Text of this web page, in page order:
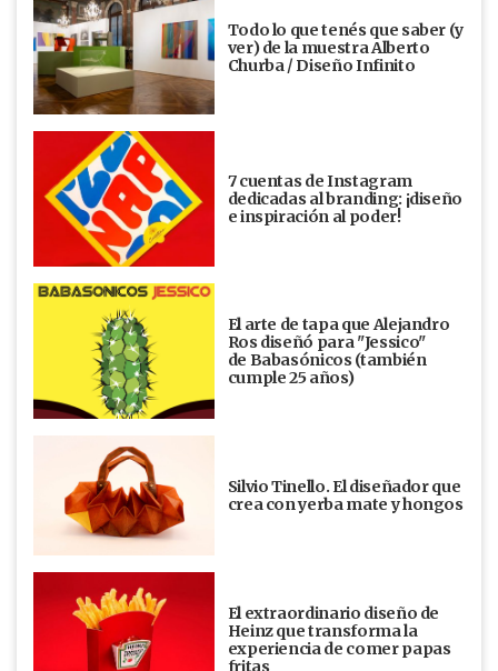
Todo lo que tenés que saber (y
ver) de la muestra Alberto
Churba / Diseño Infinito
7 cuentas de Instagram
dedicadas al branding: ¡diseño
e inspiración al poder!
El arte de tapa que Alejandro
Ros diseñó para "Jessico"
de Babasónicos (también
cumple 25 años)
Silvio Tinello. El diseñador que
crea con yerba mate y hongos
El extraordinario diseño de
Heinz que transforma la
experiencia de comer papas
fritas